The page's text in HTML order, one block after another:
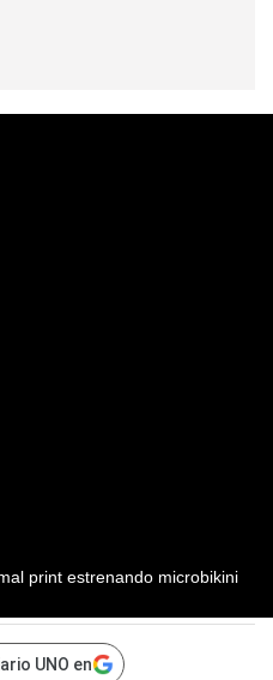
print estrenando microbikini
UNO en